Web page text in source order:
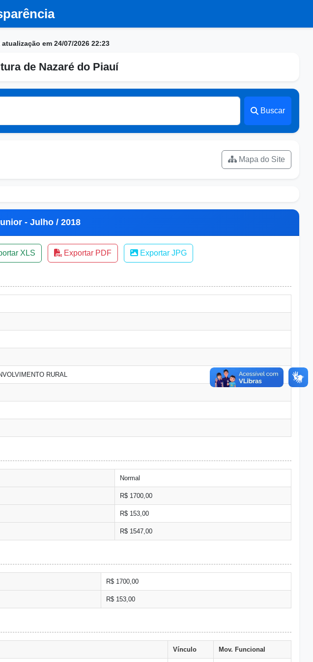
em 24/07/2026 22:23
de Nazaré do Piauí
Buscar
Mapa do Site
- Julho / 2018
XLS Exportar PDF Exportar JPG
RURAL
Normal
R$ 1700,00
R$ 153,00
R$ 1547,00
R$ 1700,00
R$ 153,00
Vínculo Mov. Funcional